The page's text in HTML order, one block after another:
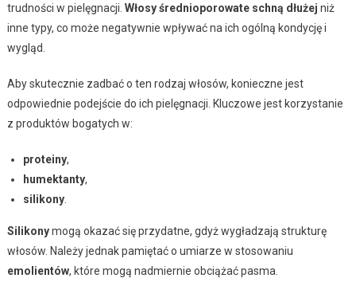
trudności w pielęgnacji. Włosy średnioporowate schną dłużej niż
inne typy, co może negatywnie wpływać na ich ogólną kondycję i
wygląd.
Aby skutecznie zadbać o ten rodzaj włosów, konieczne jest
odpowiednie podejście do ich pielęgnacji. Kluczowe jest korzystanie
z produktów bogatych w:
proteiny,
humektanty,
silikony.
Silikonymogą okazać się przydatne, gdyż wygładzają strukturę
włosów. Należy jednak pamiętać o umiarze w stosowaniu
emolientów, które mogą nadmiernie obciążać pasma.